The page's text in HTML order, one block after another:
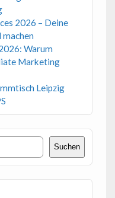
2026 – Deine
machen
Warum
Marketing
Leipzig
Suchen